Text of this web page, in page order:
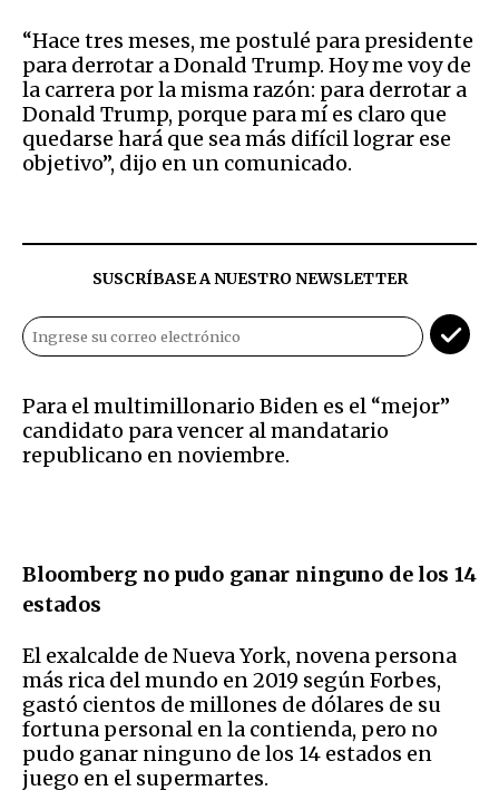
“Hace tres meses, me postulé para presidente
para derrotar a Donald Trump. Hoy me voy de
la carrera por la misma razón: para derrotar a
Donald Trump, porque para mí es claro que
quedarse hará que sea más difícil lograr ese
objetivo”, dijo en un comunicado.
SUSCRÍBASE A NUESTRO NEWSLETTER
Para el multimillonario Biden es el “mejor”
candidato para vencer al mandatario
republicano en noviembre.
Bloomberg no pudo ganar ninguno de los 14
estados
El exalcalde de Nueva York, novena persona
más rica del mundo en 2019 según Forbes,
gastó cientos de millones de dólares de su
fortuna personal en la contienda, pero no
pudo ganar ninguno de los 14 estados en
juego en el supermartes.